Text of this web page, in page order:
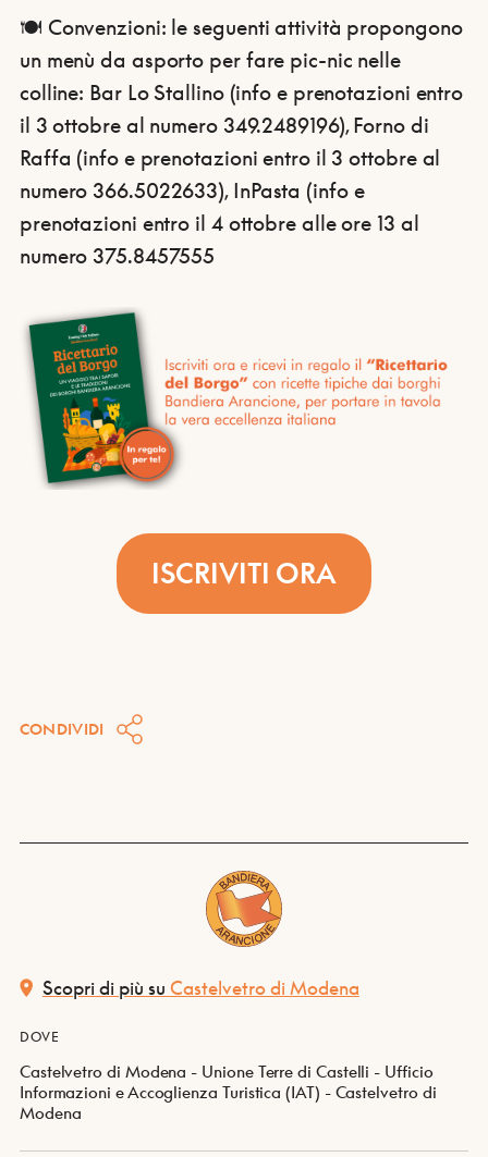
🍽️ Convenzioni: le seguenti attività propongono
un menù da asporto per fare pic-nic nelle
colline: Bar Lo Stallino (info e prenotazioni entro
il 3 ottobre al numero 349.2489196), Forno di
Raffa (info e prenotazioni entro il 3 ottobre al
numero 366.5022633), InPasta (info e
prenotazioni entro il 4 ottobre alle ore 13 al
numero 375.8457555
ISCRIVITI ORA
CONDIVIDI
Scopri di più su Castelvetro di Modena
DOVE
Castelvetro di Modena - Unione Terre di Castelli - Ufficio
Informazioni e Accoglienza Turistica (IAT) - Castelvetro di
Modena